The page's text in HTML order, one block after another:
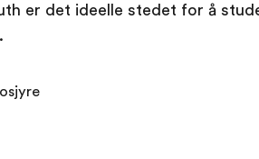
er det ideelle stedet for å